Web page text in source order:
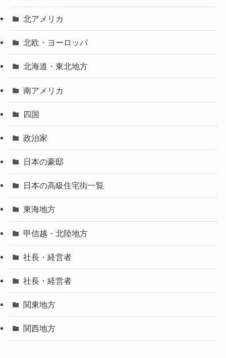
北アメリカ
北欧・ヨーロッパ
北海道・東北地方
南アメリカ
四国
政治家
日本の豪邸
日本の高級住宅街一覧
東海地方
甲信越・北陸地方
社長・経営者
社長・経営者
関東地方
関西地方